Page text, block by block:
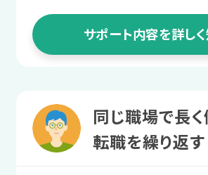
あなたらしく働け
環境を探す
就職活動の知識を身につ
働き始めてからの不安を
特性を整理して
サポート内容を詳し
同じ職場で長
転職を繰り返す